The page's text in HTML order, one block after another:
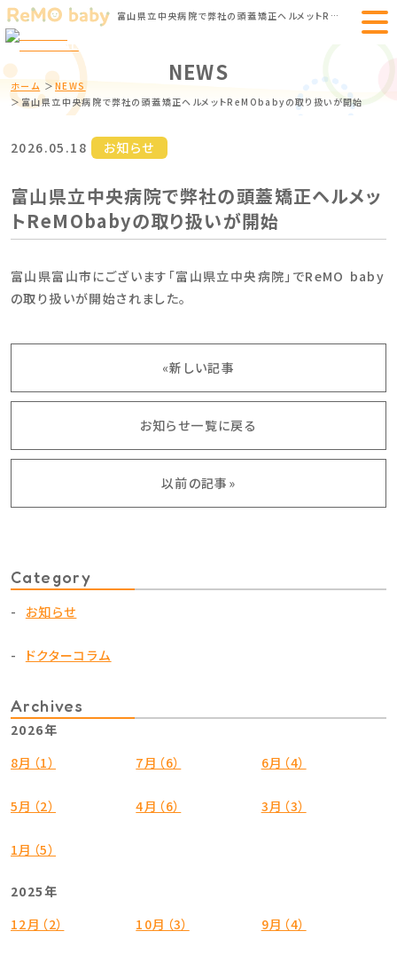
富山県立中央病院で弊社の頭蓋矯正ヘルメットReMObabyの取り扱いが開始｜赤ちゃんの頭蓋変形矯正 ヘルメットのReMO baby
NEWS
ホーム
NEWS
富山県立中央病院で弊社の頭蓋矯正ヘルメットReMObabyの取り扱いが開始
2026.05.18 お知らせ
富山県立中央病院で弊社の頭蓋矯正ヘルメッ
トReMObabyの取り扱いが開始
富山県富山市にございます「富山県立中央病院」でReMO baby
の取り扱いが開始されました。
«新しい記事
お知らせ一覧に戻る
以前の記事»
Category
お知らせ
ドクターコラム
Archives
2026年
8月（1）
7月（6） 6月（4）
5月（2） 4月（6） 3月（3）
1月（5）
2025年
12月（2）
10月（3） 9月（4）